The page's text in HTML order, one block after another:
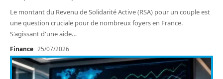
Le montant du Revenu de Solidarité Active (RSA) pour un couple est
une question cruciale pour de nombreux foyers en France.
S'agissant d'une aide…
Finance 25/07/2026